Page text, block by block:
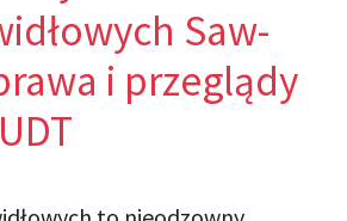
Saw-
i przeglądy